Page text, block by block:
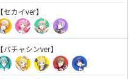
【セカイver】
【バチャシンver】